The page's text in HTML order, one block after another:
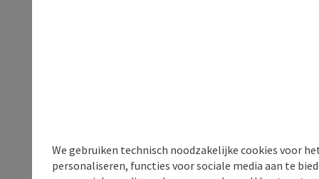
We gebruiken technisch noodzakelijke cookies voor
personaliseren, functies voor sociale media aan te